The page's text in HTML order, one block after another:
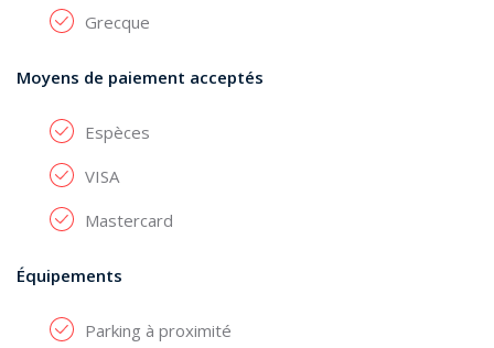
Grecque
Moyens de paiement acceptés
Espèces
VISA
Mastercard
Équipements
Parking à proximité